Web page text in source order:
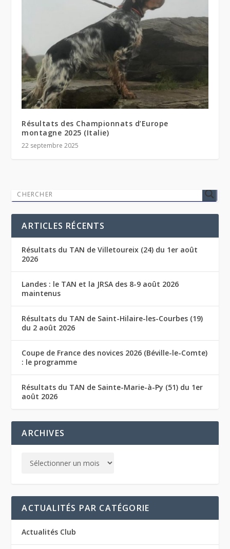
Résultats des Championnats d’Europe
montagne 2025 (Italie)
22 septembre 2025
ARTICLES RÉCENTS
Résultats du TAN de Villetoureix (24) du 1er août
2026
Landes : le TAN et la JRSA des 8-9 août 2026
maintenus
Résultats du TAN de Saint-Hilaire-les-Courbes (19)
du 2 août 2026
Coupe de France des novices 2026 (Béville-le-Comte)
: le programme
Résultats du TAN de Sainte-Marie-à-Py (51) du 1er
août 2026
ARCHIVES
ACTUALITÉS PAR CATÉGORIE
Actualités Club